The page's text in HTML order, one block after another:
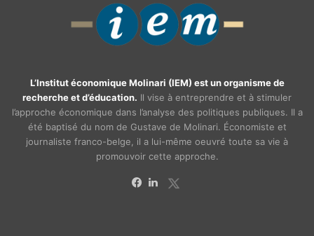
L’Institut économique Molinari (IEM) est un organisme de
recherche et d’éducation. Il vise à entreprendre et à stimuler
l’approche économique dans l’analyse des politiques publiques. Il a
été baptisé du nom de Gustave de Molinari. Économiste et
journaliste franco-belge, il a lui-même oeuvré toute sa vie à
promouvoir cette approche.